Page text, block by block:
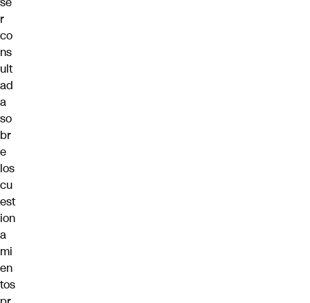
r
co
ns
ult
ad
a
so
br
e
los
cu
est
ion
a
mi
en
tos